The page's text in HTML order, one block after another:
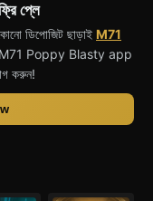
প্লে
ডিপোজিট ছাড়াই M71
Poppy Blasty app
করুন!